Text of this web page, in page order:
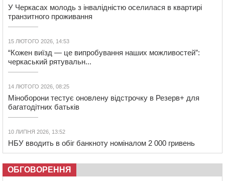
У Черкасах молодь з інвалідністю оселилася в квартирі
транзитного проживання
15 ЛЮТОГО 2026, 14:53
“Кожен виїзд — це випробування наших можливостей”:
черкаський рятувальн...
14 ЛЮТОГО 2026, 08:25
Міноборони тестує оновлену відстрочку в Резерв+ для
багатодітних батьків
10 ЛИПНЯ 2026, 13:52
НБУ вводить в обіг банкноту номіналом 2 000 гривень
ОБГОВОРЕННЯ